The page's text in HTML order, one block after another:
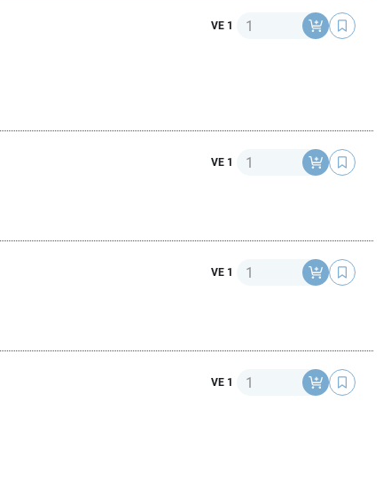
VE 1 Anzahl
VE 1 Anzahl
VE 1 Anzahl
VE 1 Anzahl